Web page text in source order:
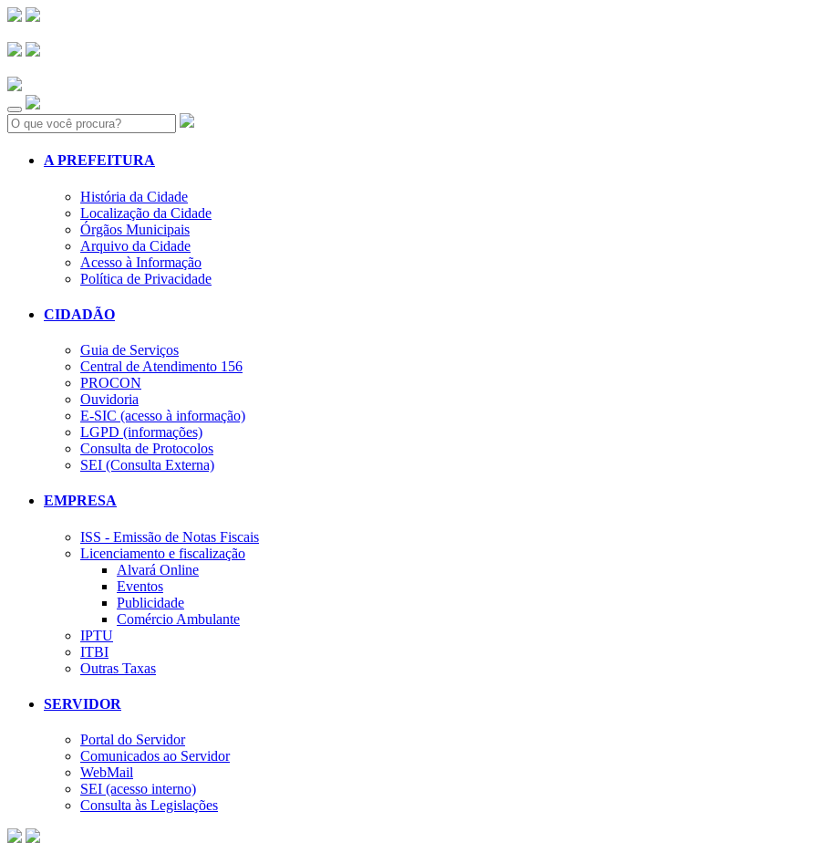
Search:
A PREFEITURA
História da Cidade
Localização da Cidade
Órgãos Municipais
Arquivo da Cidade
Acesso à Informação
Política de Privacidade
CIDADÃO
Guia de Serviços
Central de Atendimento 156
PROCON
Ouvidoria
E-SIC (acesso à informação)
LGPD (informações)
Consulta de Protocolos
SEI (Consulta Externa)
EMPRESA
ISS - Emissão de Notas Fiscais
Licenciamento e fiscalização
Alvará Online
Eventos
Publicidade
Comércio Ambulante
IPTU
ITBI
Outras Taxas
SERVIDOR
Portal do Servidor
Comunicados ao Servidor
WebMail
SEI (acesso interno)
Consulta às Legislações